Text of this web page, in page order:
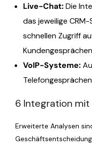
Live-Chat:Die
das jeweilige
schnellen Zugriff
VoIP-Systeme:
6 Integration mit
Erweiterte Analysen